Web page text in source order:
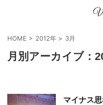
HOME > 2012年 > 3月
月別アーカイブ：
マイナス